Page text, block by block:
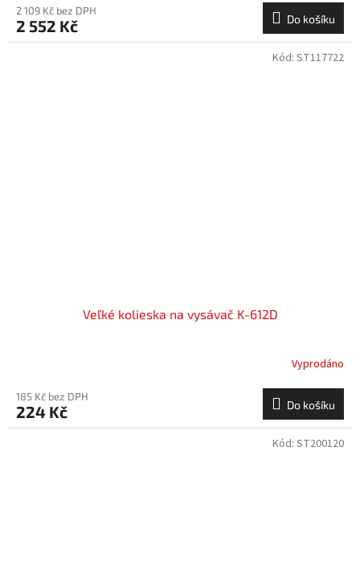
2 109 Kč bez DPH
2 552 Kč Do košíku
Veľké kolieska na vysávač K-612D
Vyprodáno
185 Kč bez DPH
224 Kč Do košíku
Kód: ST117722
Kód: ST200120